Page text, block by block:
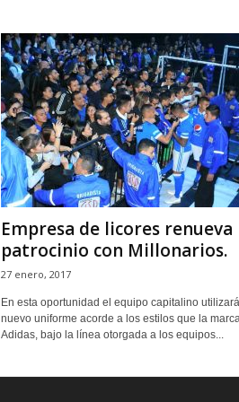
Empresa de licores renueva
patrocinio con Millonarios.
27 enero, 2017
En esta oportunidad el equipo capitalino utilizará
nuevo uniforme acorde a los estilos que la
Adidas, bajo la línea otorgada a los equipos...